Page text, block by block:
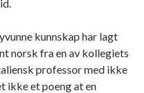
kunnskap har lagt
norsk fra en av kollegiets
professor med ikke
ikke et poeng at en